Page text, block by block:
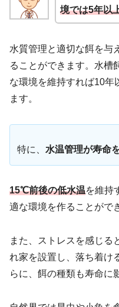
境では5年以
水質管理と適切な餌を与
ることができます。水槽
な環境を維持すれば10年
ます。
特に、 水温管理が寿命
15℃前後の低水温を維持
適な環境を作ることがで
また、ストレスを感じる
れ家を設置し、落ち着け
らに、餌の種類も寿命に